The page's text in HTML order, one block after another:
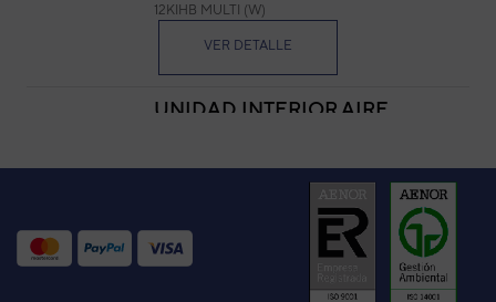
12KIHB MULTI (W)
VER DETALLE
UNIDAD INTERIOR AIRE
PARED INVERTER
Ref. fabricante: